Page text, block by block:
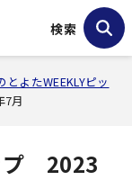
検索
とよたWEEKLYピッ
7月
プ 2023